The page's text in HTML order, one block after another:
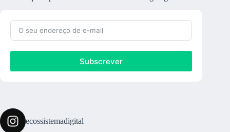
Subscrever
ecossistemadigital